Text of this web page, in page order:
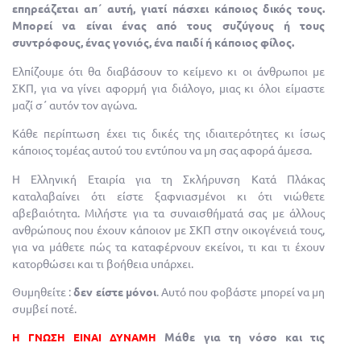
επηρεάζεται απ΄ αυτή, γιατί πάσχει κάποιος δικός τους.
Μπορεί να είναι ένας από τους συζύγους ή τους
συντρόφους, ένας γονιός, ένα παιδί ή κάποιος φίλος.
Ελπίζουμε ότι θα διαβάσουν το κείμενο κι οι άνθρωποι με
ΣΚΠ, για να γίνει αφορμή για διάλογο, μιας κι όλοι είμαστε
μαζί σ΄ αυτόν τον αγώνα.
Κάθε περίπτωση έχει τις δικές της ιδιαιτερότητες κι ίσως
κάποιος τομέας αυτού του εντύπου να μη σας αφορά άμεσα.
Η Ελληνική Εταιρία για τη Σκλήρυνση Κατά Πλάκας
καταλαβαίνει ότι είστε ξαφνιασμένοι κι ότι νιώθετε
αβεβαιότητα. Μιλήστε για τα συναισθήματά σας με άλλους
ανθρώπους που έχουν κάποιον με ΣΚΠ στην οικογένειά τους,
για να μάθετε πώς τα καταφέρνουν εκείνοι, τι και τι έχουν
κατορθώσει και τι βοήθεια υπάρχει.
Θυμηθείτε :δεν είστε μόνοι. Αυτό που φοβάστε μπορεί να μη
συμβεί ποτέ.
Η ΓΝΩΣΗ ΕΙΝΑΙ ΔΥΝΑΜΗ Μάθε για τη νόσο και τις